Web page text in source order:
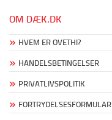
OM DÆK.DK
HVEM ER OVETHI?
HANDELSBETINGELSER
PRIVATLIVSPOLITIK
FORTRYDELSESFORMULAR